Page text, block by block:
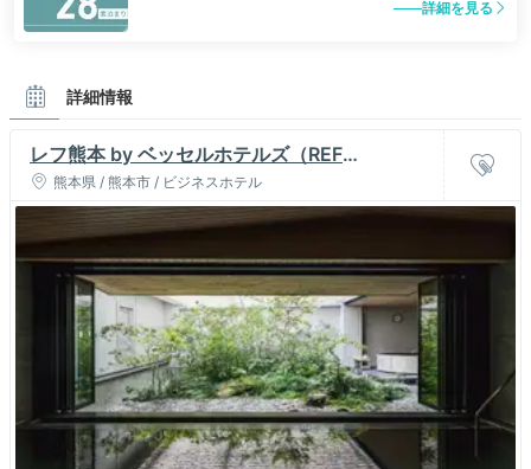
詳細を見る
詳細情報
レフ熊本 by ベッセルホテルズ（REF
Kumamoto）
熊本県 / 熊本市 / ビジネスホテル